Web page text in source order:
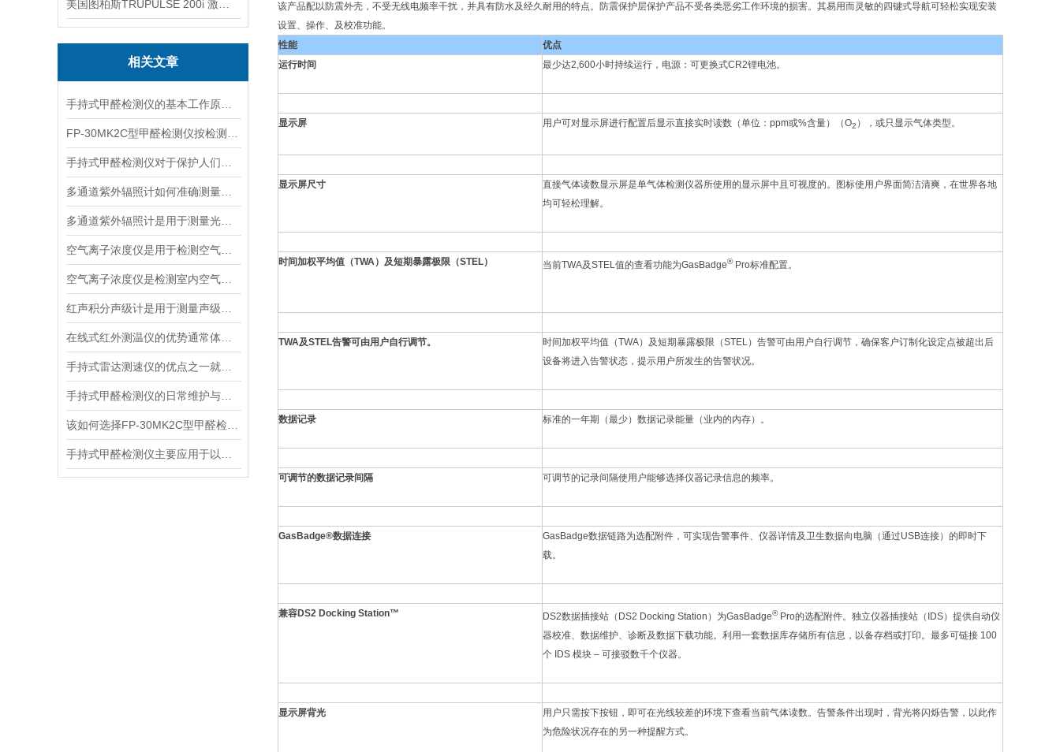
相关文章
该产品配以防震外壳，不受无线电频率干扰，并具有防水及经久耐用的特点。防震保护层保护产品不受各类恶劣工作环境的损害。其易用而灵敏的四键式导航可轻松实现安装
设置、操作、及校准功能。
性能
优点
运行时间
最少达2,600小时持续运行，电源：可更换式CR2锂电池。
显示屏 用户可对显示屏进行配置后显示直接实时读数（单位：ppm或%含量）（O2 ），或只显示气体类型。
显示屏尺寸
直接气体读数显示屏是单气体检测仪器所使用的显示屏中且可视度的。图标使用户界面简洁清爽，在世界各地
均可轻松理解。
时间加权平均值（TWA）及短期暴露极限（STEL） 当前TWA及STEL值的查看功能为GasBadge®Pro标准配置。
TWA及STEL告警可由用户自行调节。
时间加权平均值（TWA）及短期暴露极限（STEL）告警可由用户自行调节，确保客户订制化设定点被超出后
设备将进入告警状态，提示用户所发生的告警状况。
数据记录 标准的一年期（最少）数据记录能量（业内的内存）。
可调节的数据记录间隔 可调节的记录间隔使用户能够选择仪器记录信息的频率。
GasBadge®数据连接
GasBadge数据链路为选配附件，可实现告警事件、仪器详情及卫生数据向电脑（通过USB连接）的即时下
载。
兼容DS2 Docking Station™ DS2数据插接站（DS2 Docking Station）为GasBadge®Pro的选配附件。独立仪器插接站（IDS）提供自动仪
器校准、数据维护、诊断及数据下载功能。利用一套数据库存储所有信息，以备存档或打印。最多可链接 100
个 IDS 模块 – 可接驳数千个仪器。
显示屏背光
用户只需按下按钮，即可在光线较差的环境下查看当前气体读数。告警条件出现时，背光将闪烁告警，以此作
为危险状况存在的另一种提醒方式。